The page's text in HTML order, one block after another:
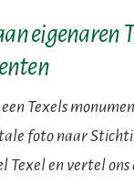
eigenaren
Texels
foto naar
Texel en vertel ons